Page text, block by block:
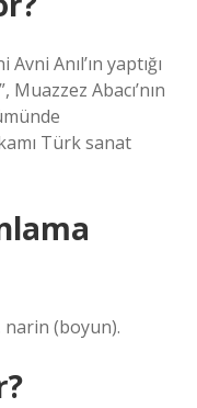
Anıl’ın yaptığı
Muazzez Abacı’nın
Türk sanat
narin (boyun).